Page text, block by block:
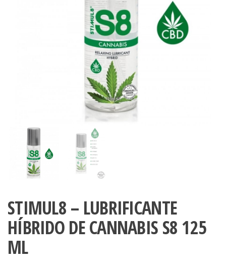
STIMUL8 – LUBRIFICANTE
HÍBRIDO DE CANNABIS S8 125
ML